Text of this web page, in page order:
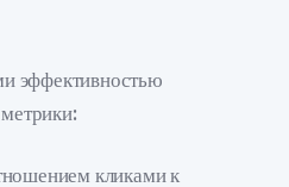
эффективностью
кликами к